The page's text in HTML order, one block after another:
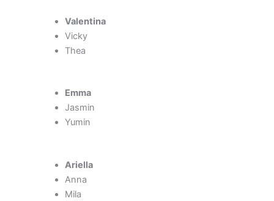
Valentina
Vicky
Thea
Emma
Jasmin
Yumin
Ariella
Anna
Mila